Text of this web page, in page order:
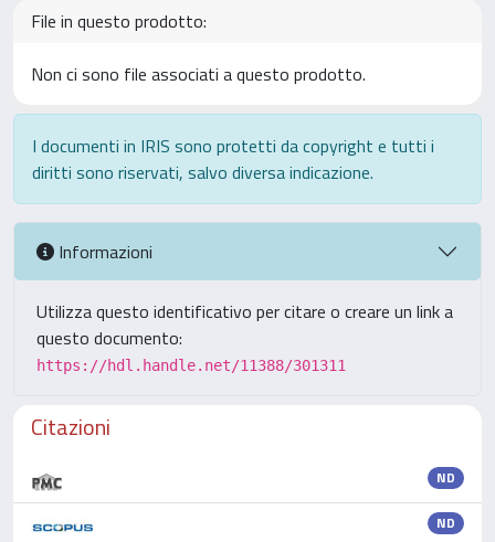
File in questo prodotto:
Non ci sono file associati a questo prodotto.
I documenti in IRIS sono protetti da copyright e tutti i
diritti sono riservati, salvo diversa indicazione.
Informazioni
Utilizza questo identificativo per citare o creare un link a
questo documento:
https://hdl.handle.net/11388/301311
Citazioni
ND
ND